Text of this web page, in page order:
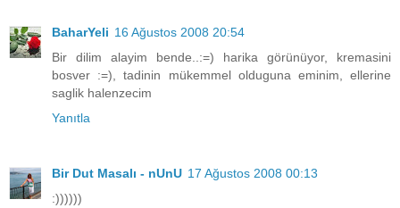
BaharYeli 16 Ağustos 2008 20:54
Bir dilim alayim bende..:=) harika görünüyor, kremasini
bosver :=), tadinin mükemmel olduguna eminim, ellerine
saglik halenzecim
Yanıtla
Bir Dut Masalı - nUnU 17 Ağustos 2008 00:13
:))))))